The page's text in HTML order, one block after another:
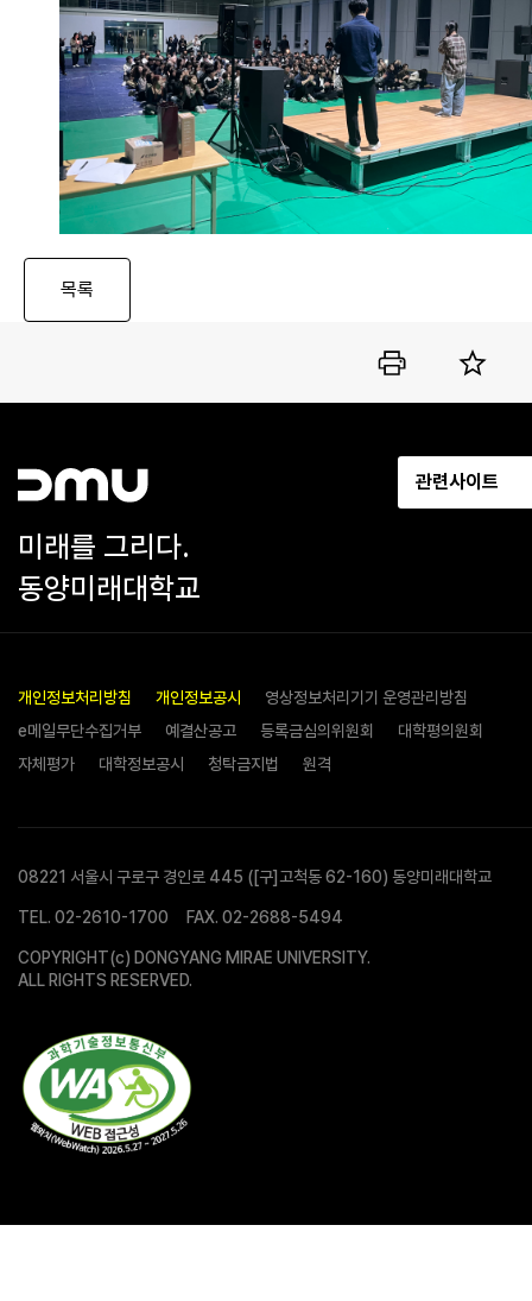
미래를 그리다.
동양미래대학교
관련사이트
개인정보처리방침 개인정보공시
영상정보처리기기 운영관리방침
e메일무단수집거부
예결산공고 등록금심의위원회
대학평의원회
자체평가
대학정보공시 청탁금지법 원격
08221 서울시 구로구 경인로 445 ([구]고척동 62-160) 동양미래대학교
TEL. 02-2610-1700 FAX. 02-2688-5494
COPYRIGHT(c) DONGYANG MIRAE UNIVERSITY.
ALL RIGHTS RESERVED.